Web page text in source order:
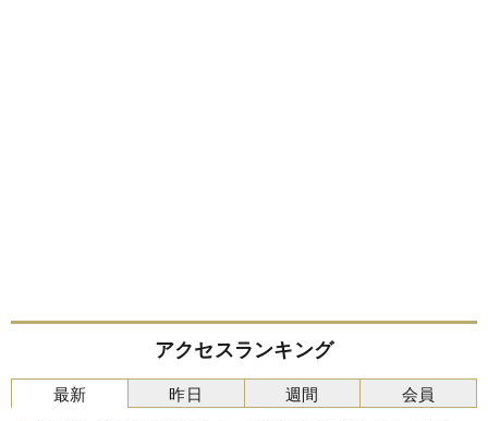
アクセスランキング
最新 昨日 週間 会員